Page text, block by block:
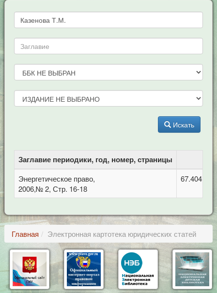
Искать
Заглавие периодики, год, номер, страницы
Энергетическое право,
2006,№ 2, Стр. 16-18
67.404.2
Главная Электронная картотека юридических статей